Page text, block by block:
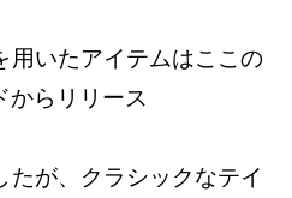
用いたアイテムはここの
からリリース
たが、クラシックなテイ